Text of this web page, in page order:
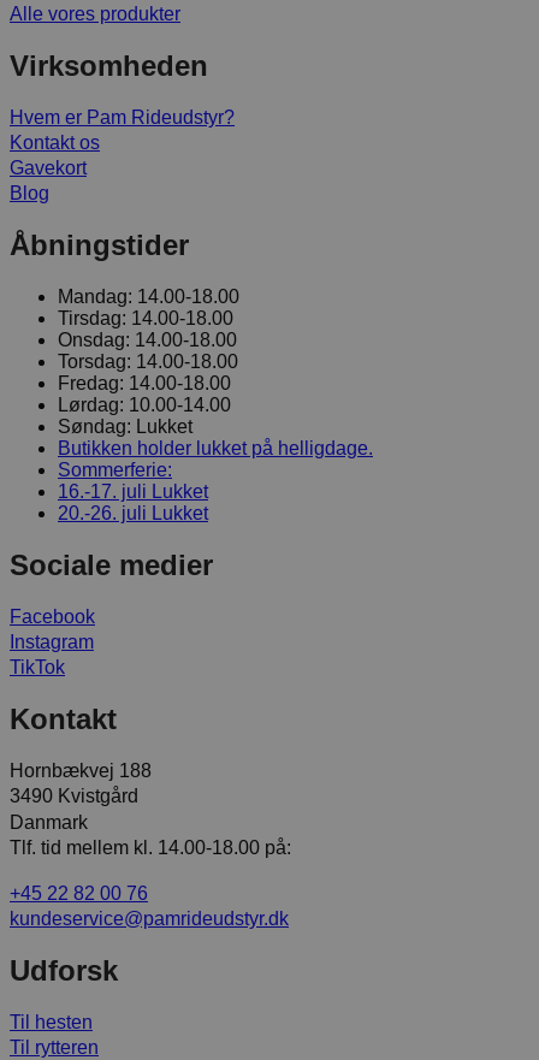
Alle vores produkter
Virksomheden
Hvem er Pam Rideudstyr?
Kontakt os
Gavekort
Blog
Åbningstider
Mandag: 14.00-18.00
Tirsdag: 14.00-18.00
Onsdag: 14.00-18.00
Torsdag: 14.00-18.00
Fredag: 14.00-18.00
Lørdag: 10.00-14.00
Søndag: Lukket
Butikken holder lukket på helligdage.
Sommerferie:
16.-17. juli Lukket
20.-26. juli Lukket
Sociale medier
Facebook
Instagram
TikTok
Kontakt
Hornbækvej 188
3490 Kvistgård
Danmark
Tlf. tid mellem kl. 14.00-18.00 på:
+45 22 82 00 76
kundeservice@pamrideudstyr.dk
Udforsk
Til hesten
Til rytteren